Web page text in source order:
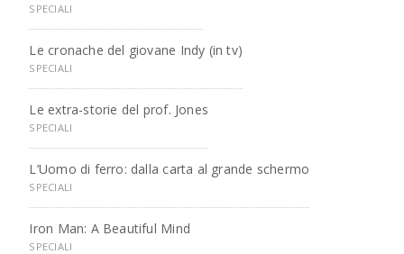
SPECIALI
Le cronache del giovane Indy (in tv)
SPECIALI
Le extra-storie del prof. Jones
SPECIALI
L’Uomo di ferro: dalla carta al grande schermo
SPECIALI
Iron Man: A Beautiful Mind
SPECIALI